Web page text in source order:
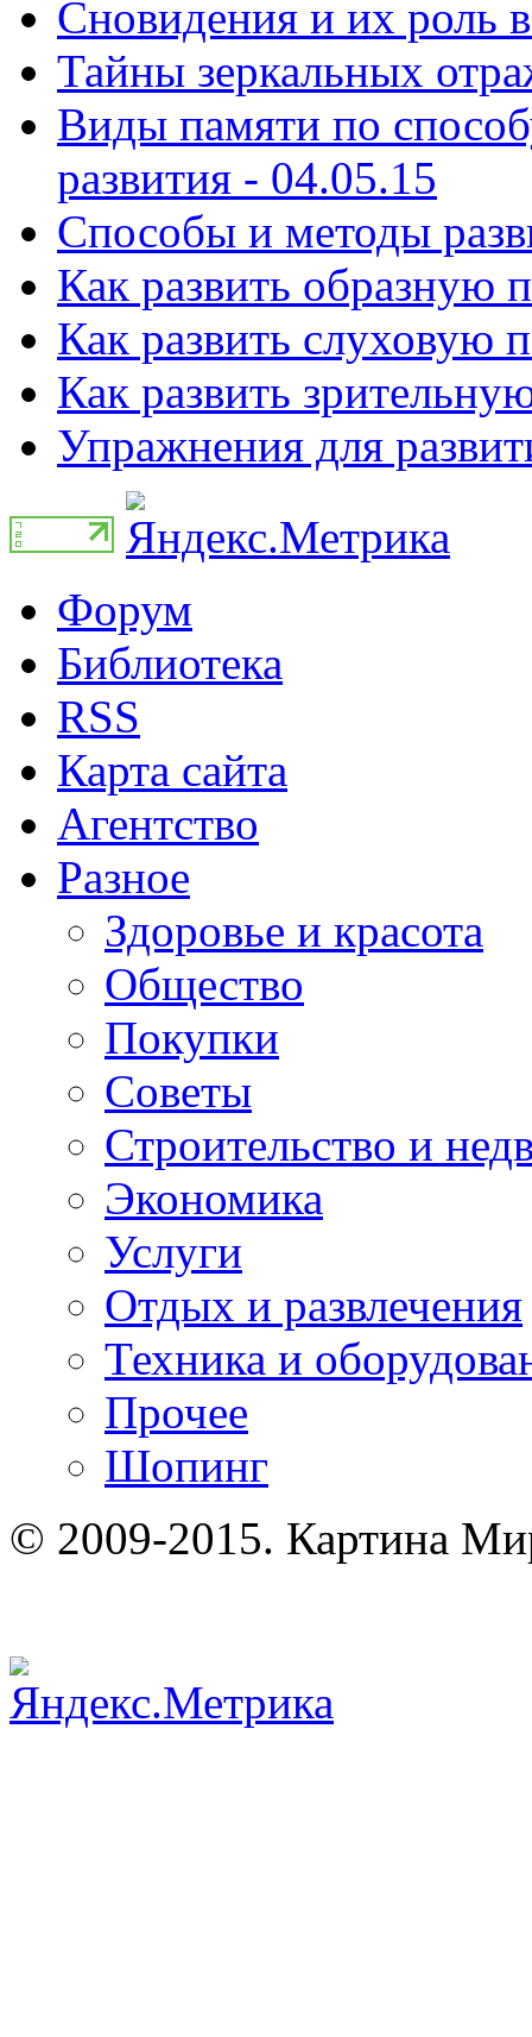
Сновидения и их роль
Тайны зеркальных
Виды памяти по
развития - 04.05.15
Способы и ᴍетоды
Как развить образную
Как развить слуховую
Как развить
Упражнения для
Форум
Библиотека
RSS
Карта сайта
Агентство
Разное
Здоровье и красота
Общество
Покупки
Советы
Строительство и
Экономика
Услуги
Отдых и развлечения
Техника и
Прочее
Шопинг
© 2009-2015. Картина